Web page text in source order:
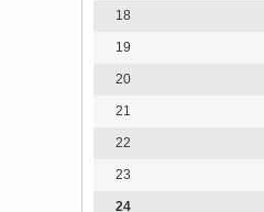
18
19
20
21
22
23
24